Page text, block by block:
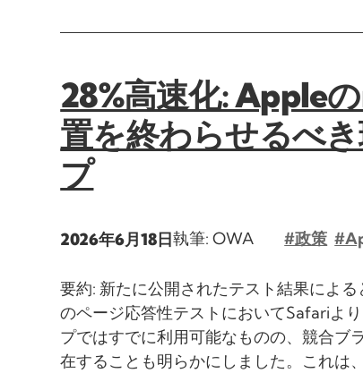
28%高速化: Apple
置を終わらせるべ
プ
2026年6月18日執筆: OWA #政策
要約: 新たに公開されたテスト結果によ
のページ応答性テストにおいてSafariよ
プではすでに利用可能なものの、競合ブ
在することも明らかにしました。これは